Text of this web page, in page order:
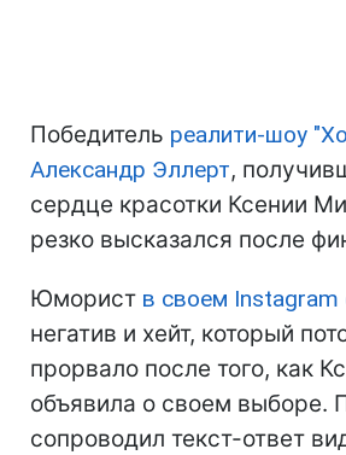
Победитель реалити-шоу
Александр Эллерт,
сердце красотки Ксении
резко высказался после
Юморист в своем Instagram
негатив и хейт, который
прорвало после того, как
объявила о своем выборе.
сопроводил текст-ответ